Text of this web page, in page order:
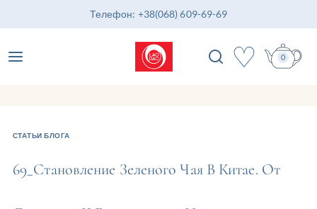
Телефон: +38(068) 609-69-69
♡ 0
СТАТЬИ БЛОГА
69_Становление Зеленого Чая В Китае. От